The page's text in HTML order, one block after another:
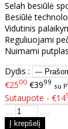
Selah besiūlė
Besiūlė
Vidutinis
Reguliuojami
Nuimami
Dydis :
€2500 €3999 su
Sutaupote - €14